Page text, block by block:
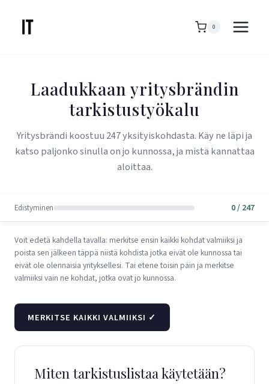
sisältöön
0
Laadukkaan yritysbrändin
tarkistustyökalu
Yritysbrändi koostuu 247 yksityiskohdasta. Käy ne läpi ja
katso paljonko sinulla on jo kunnossa, ja mistä kannattaa
aloittaa.
Edistyminen 0 / 247
Voit edetä kahdella tavalla: merkitse ensin kaikki kohdat valmiiksi ja
poista sen jälkeen täppä niistä kohdista jotka eivät ole kunnossa tai
eivät ole olennaisia yrityksellesi. Tai etene toisin päin ja merkitse
valmiiksi vain ne kohdat, jotka ovat jo kunnossa.
MERKITSE KAIKKI VALMIIKSI ✓
Miten tarkistuslistaa käytetään?